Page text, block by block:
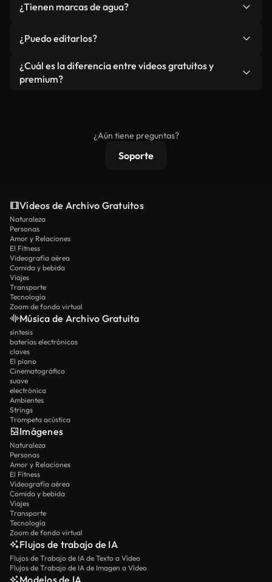
monetizados y anuncios, siempre que no se
independiente.
¿Tienen marcas de agua?
agua. Obtendrá metraje limpio y listo para usar en
cada descarga.
¿Puedo editarlos?
Sí. Eres libre de recortar o mezclar nuestros
vídeos. Solo asegúrese de que el producto final no
¿Cuál es la diferencia entre videos gratuitos y
premium?
protecciones de licencia extendidas.
¿Aún tiene preguntas?
Soporte
Vídeos de Archivo Gratuitos
Naturaleza
Personas
Amor y Relaciones
El Fitness
Videografía aérea
Comida y bebida
Viajes
Transporte
Tecnología
Zoom de fondo virtual
Música de Archivo Gratuita
síntesis
baterías electrónicas
claves
El piano
Cinematográfico
suave
electrónica
Ambientes
Strings
Trompeta acústica
Imágenes
Naturaleza
Personas
Amor y Relaciones
El Fitness
Videografía aérea
Comida y bebida
Viajes
Transporte
Tecnología
Zoom de fondo virtual
Flujos de trabajo de IA
Flujos de Trabajo de IA de Texto a Vídeo
Flujos de Trabajo de IA de Imagen a Vídeo
Modelos de IA